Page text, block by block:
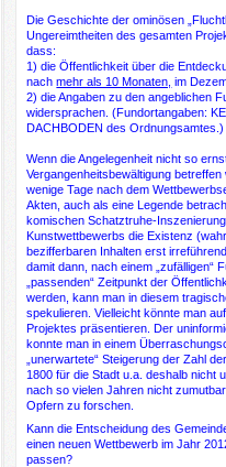
Die Geschichte der ominösen
Ungereimtheiten des gesamten
dass:
1) die Öffentlichkeit über die
nachmehr als 10 Monaten, im
2) die Angaben zu den angeblichen
widersprachen. (Fundortangaben:
DACHBODEN des Ordnungsamtes.)
Wenn die Angelegenheit nicht so
Vergangenheitsbewältigung
wenige Tage nach dem
Akten, auch als eine Legende
komischen Schatztruhe-
Kunstwettbewerbs die Existenz
bezifferbaren Inhalten erst
damit dann, nach einem „zufälligen“
„passenden“ Zeitpunkt der
werden, kann man in diesem
spekulieren. Vielleicht könnte man
Projektes präsentieren. Der
konnte man in einem
„unerwartete“ Steigerung der Zahl
1800 für die Stadt u.a. deshalb nicht
nach so vielen Jahren nicht
Opfern zu forschen.
Kann die Entscheidung des
einen neuen Wettbewerb im Jahr
passen?